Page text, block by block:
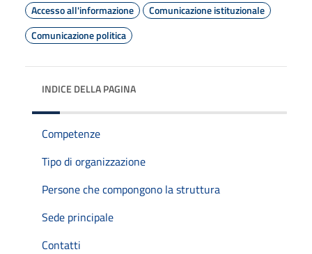
Accesso all'informazione
Comunicazione istituzionale
Comunicazione politica
INDICE DELLA PAGINA
Competenze
Tipo di organizzazione
Persone che compongono la struttura
Sede principale
Contatti